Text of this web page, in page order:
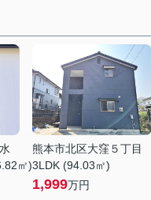
㎡)
熊本市北区大窪５丁目
3LDK (94.03㎡)
1,999万円